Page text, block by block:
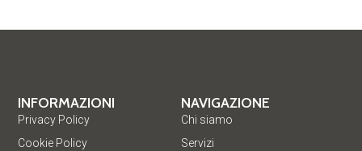
NAVIGAZIONE
Chi siamo
Servizi
INFORMAZIONI
Privacy Policy
Cookie Policy